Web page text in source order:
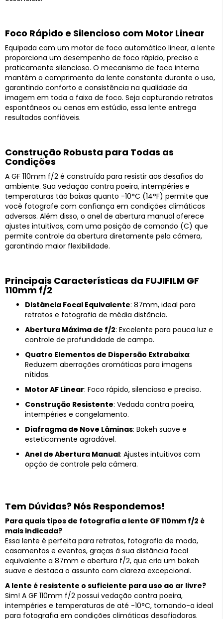
Foco Rápido e Silencioso com Motor Linear
Equipada com um motor de foco automático linear, a lente
proporciona um desempenho de foco rápido, preciso e
praticamente silencioso. O mecanismo de foco interno
mantém o comprimento da lente constante durante o uso,
garantindo conforto e consistência na qualidade da
imagem em toda a faixa de foco. Seja capturando retratos
espontâneos ou cenas em estúdio, essa lente entrega
resultados confiáveis.
Construção Robusta para Todas as
Condições
A GF 110mm f/2 é construída para resistir aos desafios do
ambiente. Sua vedação contra poeira, intempéries e
temperaturas tão baixas quanto -10°C (14°F) permite que
você fotografe com confiança em condições climáticas
adversas. Além disso, o anel de abertura manual oferece
ajustes intuitivos, com uma posição de comando (C) que
permite controle da abertura diretamente pela câmera,
garantindo maior flexibilidade.
Principais Características da FUJIFILM GF
110mm f/2
Distância Focal Equivalente: 87mm, ideal para
retratos e fotografia de média distância.
Abertura Máxima de f/2: Excelente para pouca luz e
controle de profundidade de campo.
Quatro Elementos de Dispersão Extrabaixa:
Reduzem aberrações cromáticas para imagens
nítidas.
Motor AF Linear: Foco rápido, silencioso e preciso.
Construção Resistente: Vedada contra poeira,
intempéries e congelamento.
Diafragma de Nove Lâminas: Bokeh suave e
esteticamente agradável.
Anel de Abertura Manual: Ajustes intuitivos com
opção de controle pela câmera.
Tem Dúvidas? Nós Respondemos!
Para quais tipos de fotografia a lente GF 110mm f/2 é
mais indicada?
Essa lente é perfeita para retratos, fotografia de moda,
casamentos e eventos, graças à sua distância focal
equivalente a 87mm e abertura f/2, que cria um bokeh
suave e destaca o assunto com clareza excepcional.
A lente é resistente o suficiente para uso ao ar livre?
Sim! A GF 110mm f/2 possui vedação contra poeira,
intempéries e temperaturas de até -10°C, tornando-a ideal
para fotografia em condições climáticas desafiadoras.